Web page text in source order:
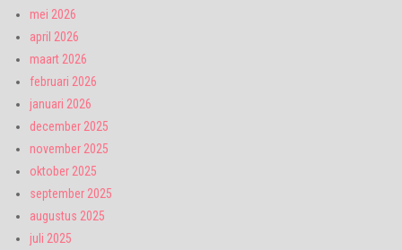
mei 2026
april 2026
maart 2026
februari 2026
januari 2026
december 2025
november 2025
oktober 2025
september 2025
augustus 2025
juli 2025